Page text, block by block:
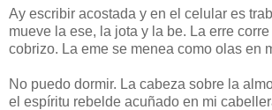
Ay escribir acostada y en el celular es
mueve la ese, la jota y la be. La erre
cobrizo. La eme se menea como olas en
No puedo dormir. La cabeza sobre la
el espíritu rebelde acuñado en mi